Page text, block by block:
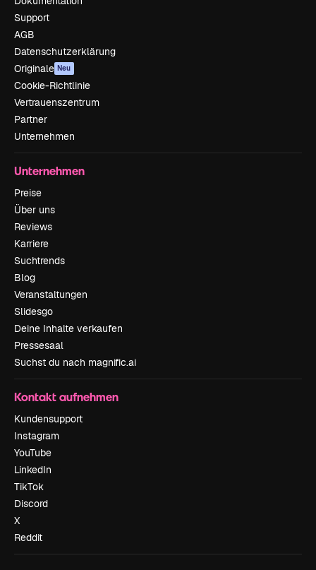
Support
AGB
Datenschutzerklärung
Originale Neu
Cookie-Richtlinie
Vertrauenszentrum
Partner
Unternehmen
Unternehmen
Preise
Über uns
Reviews
Karriere
Suchtrends
Blog
Veranstaltungen
Slidesgo
Deine Inhalte verkaufen
Pressesaal
Suchst du nach magnific.ai
Kontakt aufnehmen
Kundensupport
Instagram
YouTube
LinkedIn
TikTok
Discord
X
Reddit